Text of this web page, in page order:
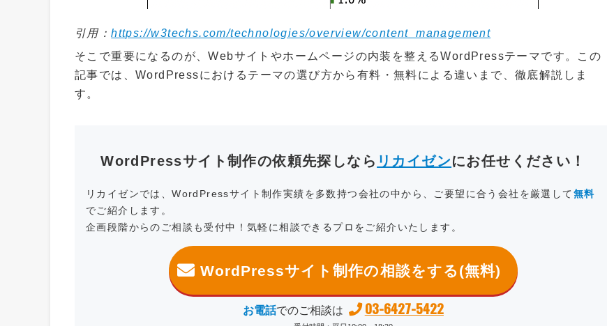
引用：https://w3techs.com/technologies/overview/content_management
そこで重要になるのが、Webサイトやホームページの内装を整えるWordPressテーマです。この
記事では、WordPressにおけるテーマの選び方から有料・無料による違いまで、徹底解説しま
す。
WordPressサイト制作の依頼先探しなら リカイゼンにお任せください！
リカイゼンでは、WordPressサイト制作実績を多数持つ会社の中から、ご要望に合う会社を厳選して無料
でご紹介します。
企画段階からのご相談も受付中！気軽に相談できるプロをご紹介いたします。
WordPressサイト制作の相談をする(無料)
お電話でのご相談は 03-6427-5422